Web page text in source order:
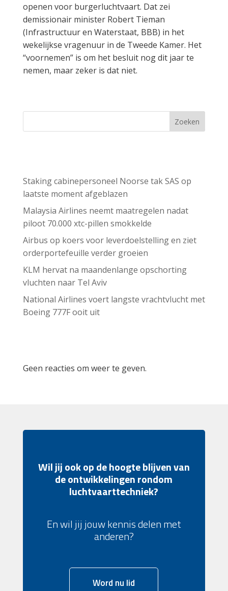
openen voor burgerluchtvaart. Dat zei
demissionair minister Robert Tieman
(Infrastructuur en Waterstaat, BBB) in het
wekelijkse vragenuur in de Tweede Kamer. Het
“voornemen” is om het besluit nog dit jaar te
nemen, maar zeker is dat niet.
Zoeken
Staking cabinepersoneel Noorse tak SAS op
laatste moment afgeblazen
Malaysia Airlines neemt maatregelen nadat
piloot 70.000 xtc-pillen smokkelde
Airbus op koers voor leverdoelstelling en ziet
orderportefeuille verder groeien
KLM hervat na maandenlange opschorting
vluchten naar Tel Aviv
National Airlines voert langste vrachtvlucht met
Boeing 777F ooit uit
Geen reacties om weer te geven.
Wil jij ook op de hoogte blijven van
de ontwikkelingen rondom
luchtvaarttechniek?
En wil jij jouw kennis delen met
anderen?
Word nu lid